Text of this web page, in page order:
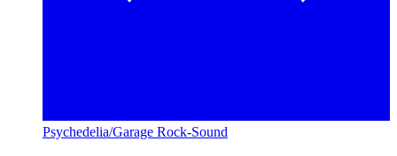
Psychedelia/Garage Rock-Sound